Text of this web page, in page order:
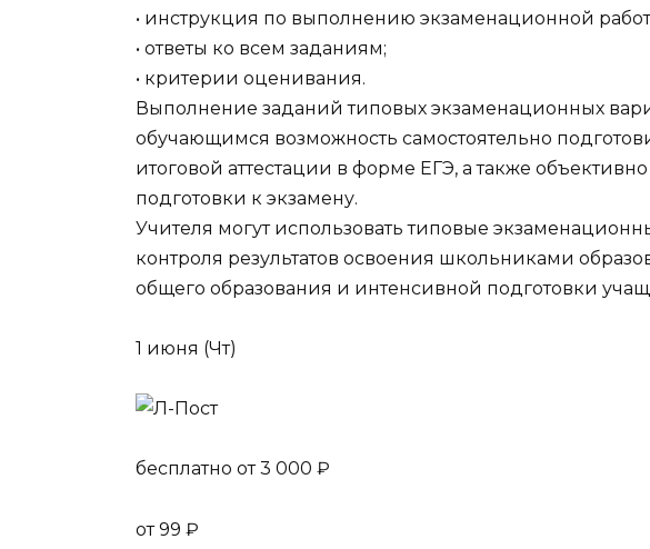
• инструкция по выполнению экзаменационной
• ответы ко всем заданиям;
• критерии оценивания.
Выполнение заданий типовых экзаменационных
обучающимся возможность самостоятельно
итоговой аттестации в форме ЕГЭ, а также
подготовки к экзамену.
Учителя могут использовать типовые
контроля результатов освоения школьниками
общего образования и интенсивной подготовки
1 июня (Чт)
бесплатно от 3 000 ₽
от 99 ₽